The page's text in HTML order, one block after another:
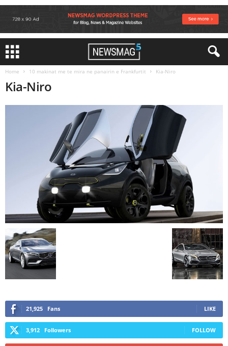
Home 10 makinat me te mira ne panairin e Frankfurtit Kia-Niro
Kia-Niro
21,925 Fans LIKE
3,912 Followers FOLLOW